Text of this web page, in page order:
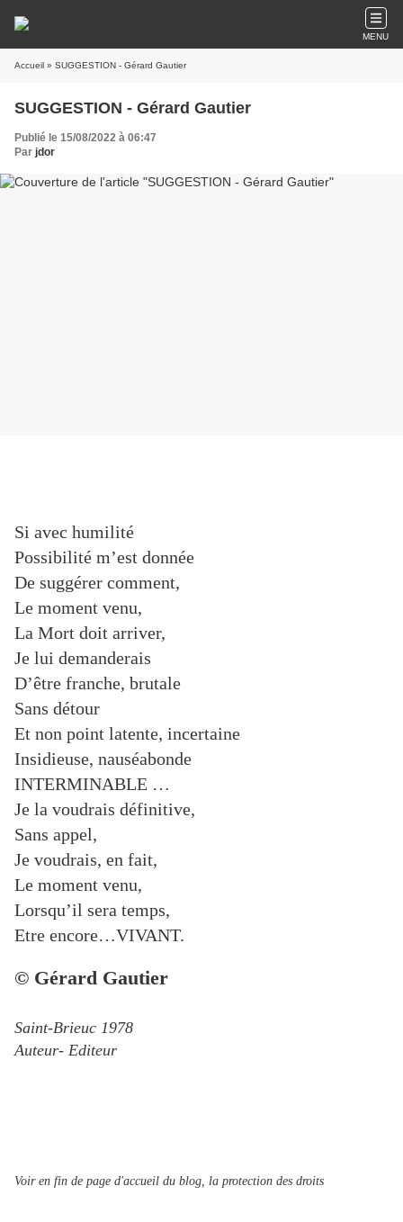
MENU
Accueil » SUGGESTION - Gérard Gautier
SUGGESTION - Gérard Gautier
Publié le 15/08/2022 à 06:47
Par jdor
Si avec humilité
Possibilité m’est donnée
De suggérer comment,
Le moment venu,
La Mort doit arriver,
Je lui demanderais
D’être franche, brutale
Sans détour
Et non point latente, incertaine
Insidieuse, nauséabonde
INTERMINABLE …
Je la voudrais définitive,
Sans appel,
Je voudrais, en fait,
Le moment venu,
Lorsqu’il sera temps,
Etre encore…VIVANT.
© Gérard Gautier
Saint-Brieuc 1978
Auteur- Editeur
Voir en fin de page d'accueil du blog, la protection des droits